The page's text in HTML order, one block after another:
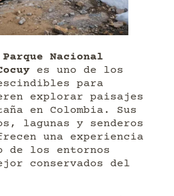
Parque Nacional
es uno de los
para
explorar paisajes
en Colombia. Sus
lagunas y senderos
una experiencia
de los entornos
conservados del